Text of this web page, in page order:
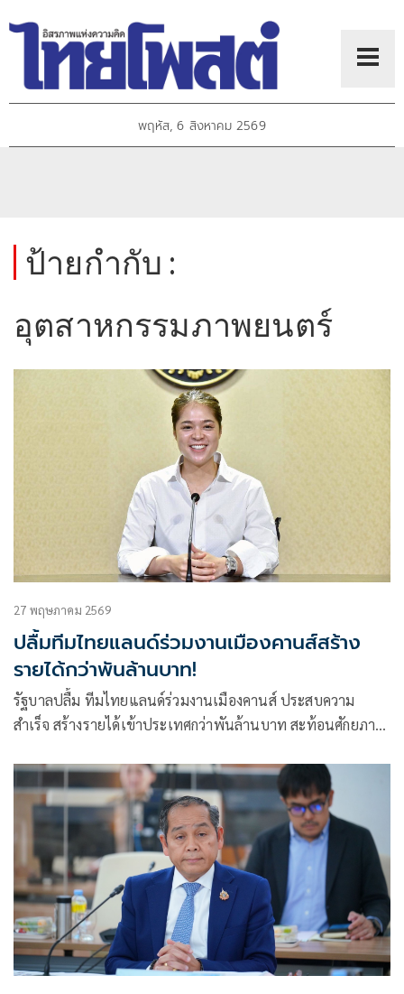
พฤหัส, 6 สิงหาคม 2569
ป้ายกำกับ :
อุตสาหกรรมภาพยนตร์
27 พฤษภาคม 2569
ปลื้มทีมไทยแลนด์ร่วมงานเมืองคานส์สร้าง
รายได้กว่าพันล้านบาท!
รัฐบาลปลื้ม ทีมไทยแลนด์ร่วมงานเมืองคานส์ ประสบความ
สำเร็จ สร้างรายได้เข้าประเทศกว่าพันล้านบาท สะท้อนศักยภาพ
ของไทยตอบโจทย์ตลาด